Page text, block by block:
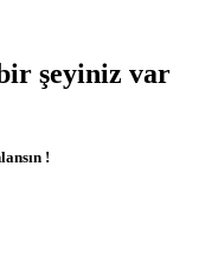
şeyiniz var
!